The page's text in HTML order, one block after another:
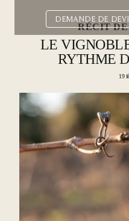
DEMANDE DE
RÉCIT DE
LE
RYTHME
19